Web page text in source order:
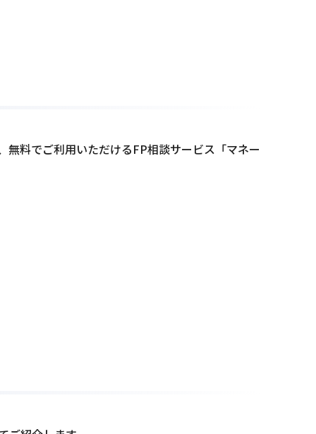
料でご利用いただけるFP相談サービス「マネー